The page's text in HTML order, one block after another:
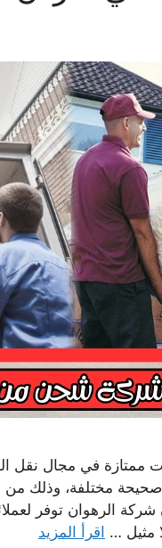
في مجال نقل
مختلفة، وذلك من
الرهوان توفر
مثيل … اقرأ المزيد